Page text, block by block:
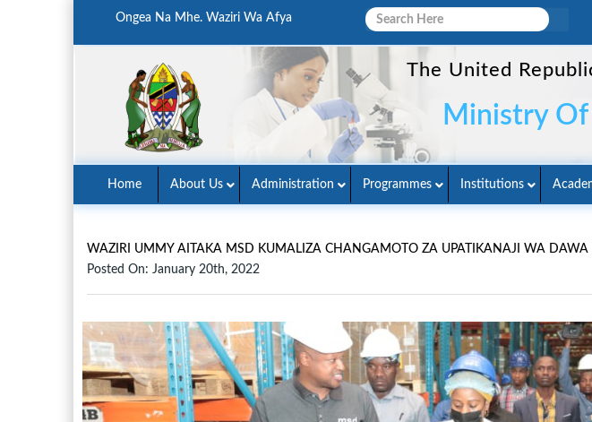
Ongea Na Mhe. Waziri Wa Afya
The United
Ministry
Home About Us Administration Programmes Institutions
WAZIRI UMMY AITAKA MSD KUMALIZA CHANGAMOTO ZA UPATIKANAJI WA DAWA
Posted On: January 20th, 2022